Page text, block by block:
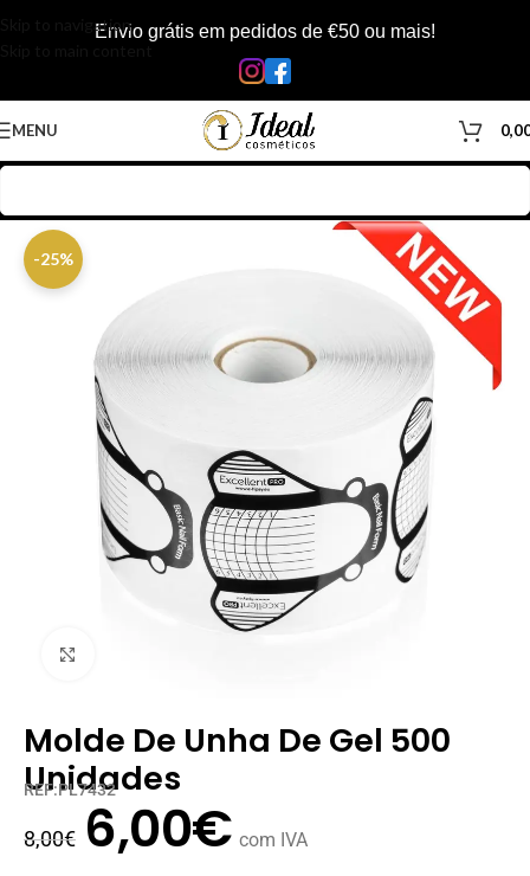
Skip to navigationEnvio grátis em pedidos de €50 ou mais!
MENU
-25%
Molde De Unha De Gel 500
Unidades
REF:PL7432
8,00€ 6,00€ com IVA